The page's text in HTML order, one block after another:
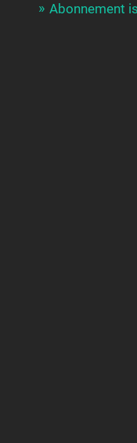
Abonnement